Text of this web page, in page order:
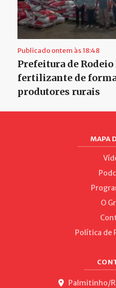
Publicado ontem às 18:48
Prefeitura de
fertilizante de
produtores rurais
MAPA
O
Política de
Palmitinho/